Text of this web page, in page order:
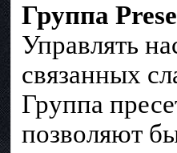
Группа
Управлять
связанных
Группа
позволяют